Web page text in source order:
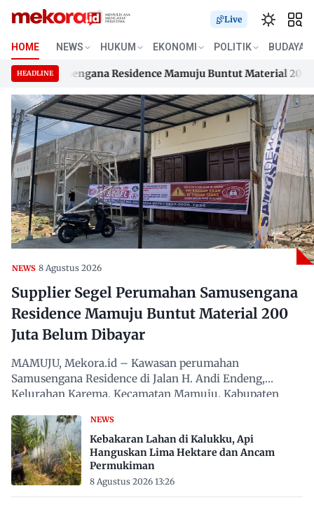
Skip
content
Live
HOME NEWS HUKUM EKONOMI POLITIK BUDAYA
HEADLINE
Samusengana Residence Mamuju Buntut Material 200 Juta
Samusengana Residence Mamuju Buntut Material 200 Juta
NEWS 8 Agustus 2026
Supplier Segel Perumahan Samusengana
Residence Mamuju Buntut Material 200
Juta Belum Dibayar
MAMUJU, Mekora.id – Kawasan perumahan
Samusengana Residence di Jalan H. Andi Endeng,
Kelurahan Karema, Kecamatan Mamuju, Kabupaten
NEWS
Kebakaran Lahan di Kalukku, Api
Hanguskan Lima Hektare dan Ancam
Permukiman
8 Agustus 2026 13:26